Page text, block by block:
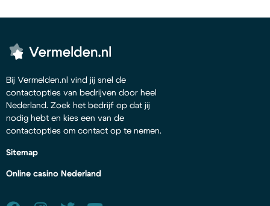
Bij Vermelden.nl vind jij snel de
contactopties van bedrijven door heel
Nederland. Zoek het bedrijf op dat jij
nodig hebt en kies een van de
contactopties om contact op te nemen.
Sitemap
Online casino Nederland